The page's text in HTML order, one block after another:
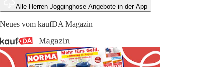
Alle Herren Jogginghose Angebote in der App
Neues vom kaufDA Magazin